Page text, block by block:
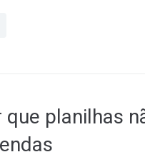
que planilhas